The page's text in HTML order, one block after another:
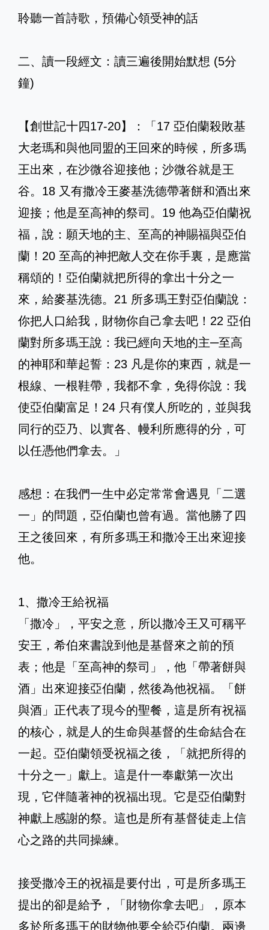
聆聽一首詩歌，預備心領受神的話
二、讀一段經文：讀三遍後開始默想 (5分
鐘)
【創世記十四17-20】：「17 亞伯蘭殺敗基
大老瑪和與他同盟的王回來的時候，所多瑪
王出來，在沙微谷迎接他；沙微谷就是王
谷。18 又有撒冷王麥基洗德帶著餅和酒出來
迎接；他是至高神的祭司。19 他為亞伯蘭祝
福，說：願天地的主、至高的神賜福與亞伯
蘭！20 至高的神把敵人交在你手裏，是應當
稱頌的！亞伯蘭就把所得的拿出十分之一
來，給麥基洗德。21 所多瑪王對亞伯蘭說：
你把人口給我，財物你自己拿去吧！22 亞伯
蘭對所多瑪王說：我已經向天地的主─至高
的神耶和華起誓：23 凡是你的東西，就是一
根線、一根鞋帶，我都不拿，免得你說：我
使亞伯蘭富足！24 只有僕人所吃的，並與我
同行的亞乃、以實各、幔利所應得的分，可
以任憑他們拿去。」
感想：在我們一生中必定常常會遇見「二選
一」的問題，亞伯蘭也曾有過。當他勝了四
王之後回來，有所多瑪王和撒冷王出來迎接
他。
1、撒冷王給祝福
「撒冷」，平安之意，所以撒冷王又可稱平
安王，希伯來書說到他是基督來之前的預
表；他是「至高神的祭司」，他「帶著餅與
酒」出來迎接亞伯蘭，然後為他祝福。「餅
與酒」正代表了現今的聖餐，這是所有祝福
的核心，就是人的生命與基督的生命結合在
一起。亞伯蘭領受祝福之後，「就把所得的
十分之一」獻上。這是什一奉獻第一次出
現，它伴隨著神的祝福出現。它是亞伯蘭對
神獻上感謝的祭。這也是所有基督徒走上信
心之路的共同操練。
接受撒冷王的祝福是要付出，可是所多瑪王
提出的卻是給予，「財物你拿去吧」，原本
多於所多瑪王的財物他要全給亞伯蘭。兩邊